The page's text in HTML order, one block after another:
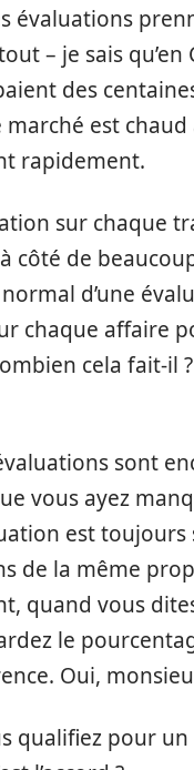
évaluations
– je sais
des
est
rapidement.
sur chaque
de
d’une
chaque affaire
cela fait-il
sont
vous ayez
est toujours
de la même
quand vous
le
Oui,
qualifiez pour